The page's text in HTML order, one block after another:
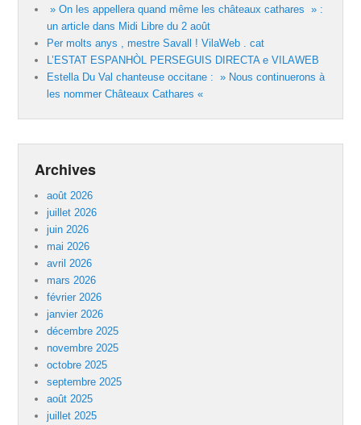
» On les appellera quand même les châteaux cathares » :
un article dans Midi Libre du 2 août
Per molts anys , mestre Savall ! VilaWeb . cat
L’ESTAT ESPANHÒL PERSEGUIS DIRECTA e VILAWEB
Estella Du Val chanteuse occitane : » Nous continuerons à
les nommer Châteaux Cathares «
Archives
août 2026
juillet 2026
juin 2026
mai 2026
avril 2026
mars 2026
février 2026
janvier 2026
décembre 2025
novembre 2025
octobre 2025
septembre 2025
août 2025
juillet 2025